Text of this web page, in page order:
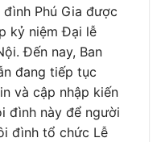
Phú Gia được
kỷ niệm Đại lễ
Đến nay, Ban
đang tiếp tục
và cập nhập kiến
đình này để người
đình tổ chức Lễ